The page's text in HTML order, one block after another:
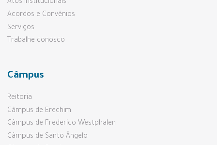
Atos Institucionais
Acordos e Convênios
Serviços
Trabalhe conosco
Câmpus
Reitoria
Câmpus de Erechim
Câmpus de Frederico Westphalen
Câmpus de Santo Ângelo